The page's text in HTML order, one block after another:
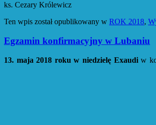
ks. Cezary Królewicz
Ten wpis został opublikowany w ROK 2018,
Egzamin konfirmacyjny w Lubaniu
13. maja 2018 roku w niedzielę Exaudiw